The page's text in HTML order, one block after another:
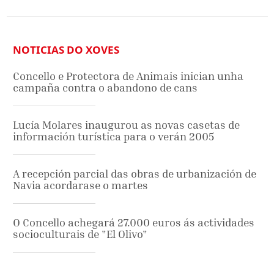
NOTICIAS DO XOVES
Concello e Protectora de Animais inician unha
campaña contra o abandono de cans
Lucía Molares inaugurou as novas casetas de
información turística para o verán 2005
A recepción parcial das obras de urbanización de
Navia acordarase o martes
O Concello achegará 27.000 euros ás actividades
socioculturais de "El Olivo"